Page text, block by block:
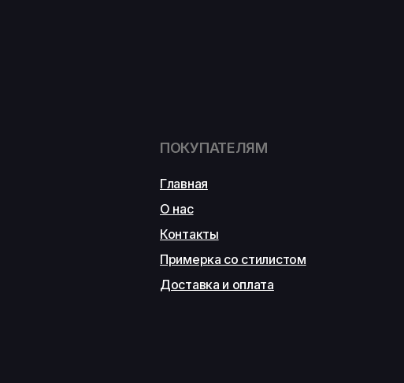
Главная
О нас
Контакты
Примерка со стилистом
Доставка и оплата
ПОКУПАТЕЛЯМ